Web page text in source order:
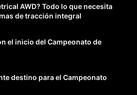
AWD? Todo lo que necesita
de tracción integral
el inicio del Campeonato de
destino para el Campeonato